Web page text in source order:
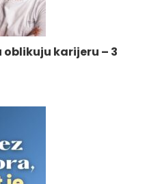
karijeru – 3